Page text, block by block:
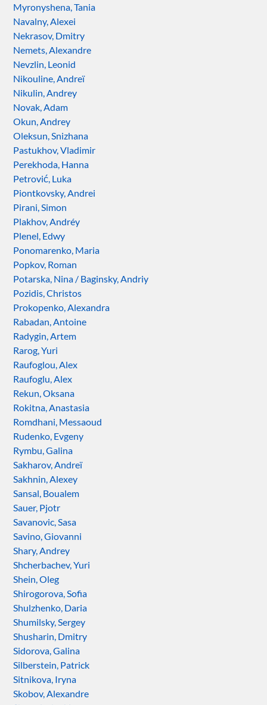
Myronyshena, Tania
Navalny, Alexei
Nekrasov, Dmitry
Nemets, Alexandre
Nevzlin, Leonid
Nikouline, Andreï
Nikulin, Andrey
Novak, Adam
Okun, Andrey
Oleksun, Snizhana
Pastukhov, Vladimir
Perekhoda, Hanna
Petrović, Luka
Piontkovsky, Andrei
Pirani, Simon
Plakhov, Andréy
Plenel, Edwy
Ponomarenko, Maria
Popkov, Roman
Potarska, Nina / Baginsky, Andriy
Pozidis, Christos
Prokopenko, Alexandra
Rabadan, Antoine
Radygin, Artem
Rarog, Yuri
Raufoglou, Alex
Raufoglu, Alex
Rekun, Oksana
Rokitna, Anastasia
Romdhani, Messaoud
Rudenko, Evgeny
Rymbu, Galina
Sakharov, Andreï
Sakhnin, Alexey
Sansal, Boualem
Sauer, Pjotr
Savanovic, Sasa
Savino, Giovanni
Shary, Andrey
Shcherbachev, Yuri
Shein, Oleg
Shirogorova, Sofia
Shulzhenko, Daria
Shumilsky, Sergey
Shusharin, Dmitry
Sidorova, Galina
Silberstein, Patrick
Sitnikova, Iryna
Skobov, Alexandre